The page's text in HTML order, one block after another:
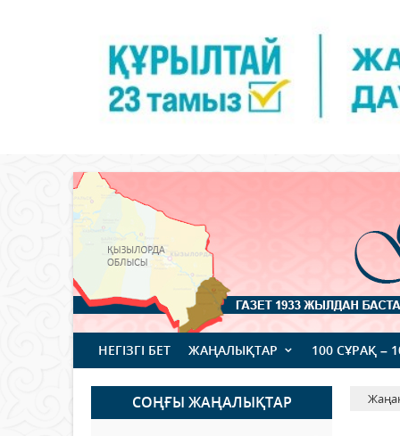
НЕГІЗГІ БЕТ ЖАҢАЛЫҚТАР 100 СҰРАҚ –
СОҢҒЫ ЖАҢАЛЫҚТАР